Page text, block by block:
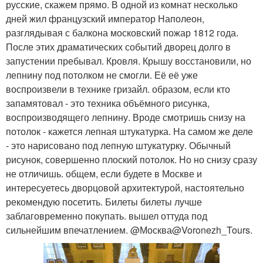
русские, скажем прямо. В одной из комнат несколько
дней жил французский император Наполеон,
разглядывая с балкона московский пожар 1812 года.
После этих драматических событий дворец долго в
запустении пребывал. Кровля. Крышу восстановили, но
лепнину под потолком не смогли. Её её уже
воспроизвели в технике гризайл. образом, если кто
запамятовал - это техника объёмного рисунка,
воспроизводящего лепнину. Вроде смотришь снизу на
потолок - кажется лепная штукатурка. На самом же деле
- это нарисовано под лепную штукатурку. Обычный
рисунок, совершенно плоский потолок. Но но снизу сразу
не отличишь. общем, если будете в Москве и
интересуетесь дворцовой архитектурой, настоятельно
рекомендую посетить. Билеты билеты лучше
заблаговременно покупать. вышел оттуда под
сильнейшим впечатлением. @Москва@Voronezh_Tours.